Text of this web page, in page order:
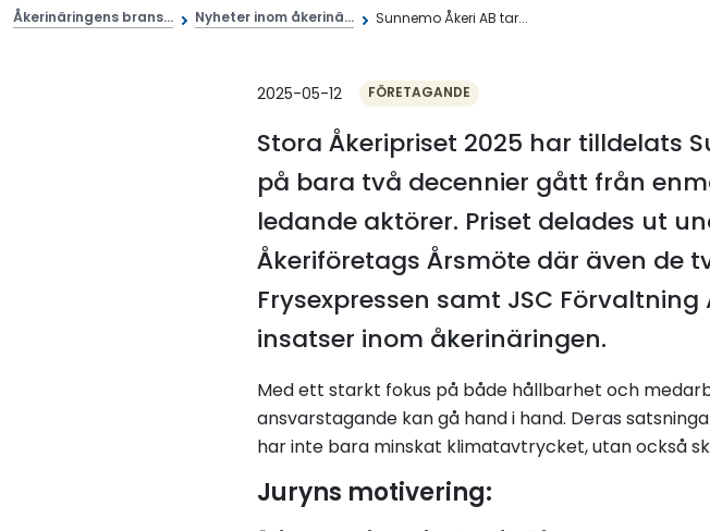
Åkerinäringens brans... Nyheter inom åkerinä... Sunnemo Åkeri AB tar...
2025-05-12 FÖRETAGANDE
Stora Åkeripriset 2025 har tilldelats
på bara två decennier gått från
ledande aktörer. Priset delades ut
Åkeriföretags Årsmöte där även de
Frysexpressen samt JSC
insatser inom åkerinäringen.
Med ett starkt fokus på både hållbarhet och
ansvarstagande kan gå hand i hand. Deras
har inte bara minskat klimatavtrycket, utan också
Juryns motivering: